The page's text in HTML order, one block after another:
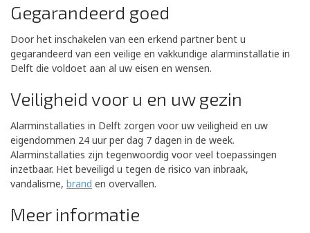
Gegarandeerd goed
Door het inschakelen van een erkend partner bent u
gegarandeerd van een veilige en vakkundige alarminstallatie in
Delft die voldoet aan al uw eisen en wensen.
Veiligheid voor u en uw gezin
Alarminstallaties in Delft zorgen voor uw veiligheid en uw
eigendommen 24 uur per dag 7 dagen in de week.
Alarminstallaties zijn tegenwoordig voor veel toepassingen
inzetbaar. Het beveiligd u tegen de risico van inbraak,
vandalisme, brand en overvallen.
Meer informatie